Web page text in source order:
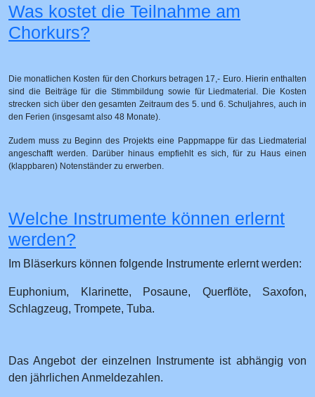
Was kostet die Teilnahme am
Chorkurs?
Die monatlichen Kosten für den Chorkurs betragen 17,- Euro. Hierin enthalten
sind die Beiträge für die Stimmbildung sowie für Liedmaterial. Die Kosten
strecken sich über den gesamten Zeitraum des 5. und 6. Schuljahres, auch in
den Ferien (insgesamt also 48 Monate).
Zudem muss zu Beginn des Projekts eine Pappmappe für das Liedmaterial
angeschafft werden. Darüber hinaus empfiehlt es sich, für zu Haus einen
(klappbaren) Notenständer zu erwerben.
Welche Instrumente können erlernt
werden?
Im Bläserkurs können folgende Instrumente erlernt werden:
Euphonium, Klarinette, Posaune, Querflöte, Saxofon,
Schlagzeug, Trompete, Tuba.
Das Angebot der einzelnen Instrumente ist abhängig von
den jährlichen Anmeldezahlen.